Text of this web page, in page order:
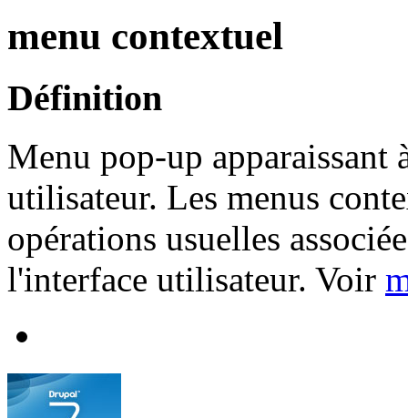
menu contextuel
Définition
Menu pop-up apparaissant
utilisateur. Les menus
opérations usuelles
l'interface utilisateur. Voir